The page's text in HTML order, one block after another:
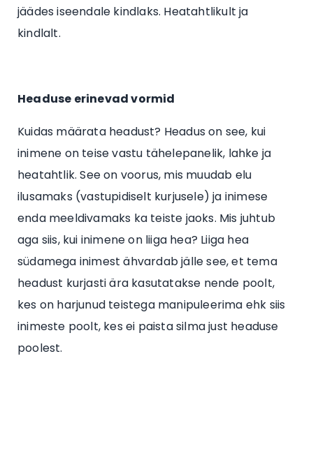
jäädes iseendale kindlaks. Heatahtlikult ja
kindlalt.
Headuse erinevad vormid
Kuidas määrata headust? Headus on see, kui
inimene on teise vastu tähelepanelik, lahke ja
heatahtlik. See on voorus, mis muudab elu
ilusamaks (vastupidiselt kurjusele) ja inimese
enda meeldivamaks ka teiste jaoks. Mis juhtub
aga siis, kui inimene on liiga hea? Liiga hea
südamega inimest ähvardab jälle see, et tema
headust kurjasti ära kasutatakse nende poolt,
kes on harjunud teistega manipuleerima ehk siis
inimeste poolt, kes ei paista silma just headuse
poolest.